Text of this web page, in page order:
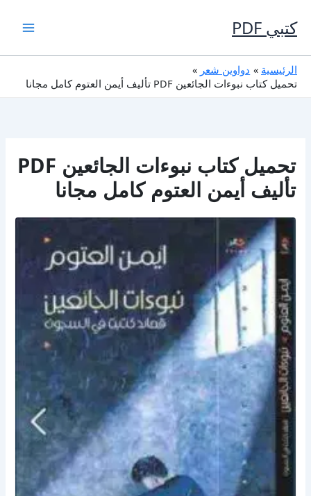
إلى
المحتوى
كتبي PDF
الرئيسية
دواوين شعر
تحميل كتاب نبوءات الجائعين PDF تأليف أيمن العتوم كامل مجانا
تحميل كتاب نبوءات الجائعين PDF
تأليف أيمن العتوم كامل مجانا